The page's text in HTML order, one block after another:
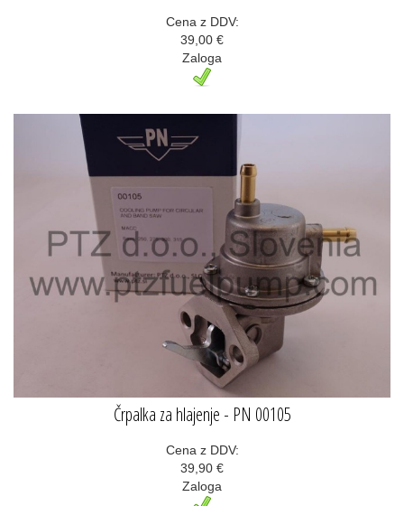
Cena z DDV:
39,00 €
Zaloga
Črpalka za hlajenje - PN 00105
Cena z DDV:
39,90 €
Zaloga